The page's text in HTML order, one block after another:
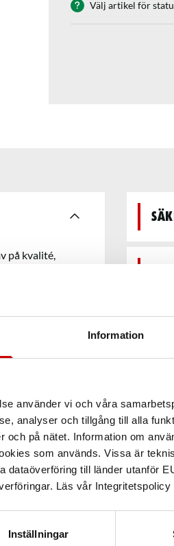
Information
använder vi och våra
analyser och tillgång till alla
och på nätet. Information om
som används. Vissa är
dataöverföring till länder utanför
Läs vår Integritetspolicy
Inställningar
Välj artikel för
på kvalité,